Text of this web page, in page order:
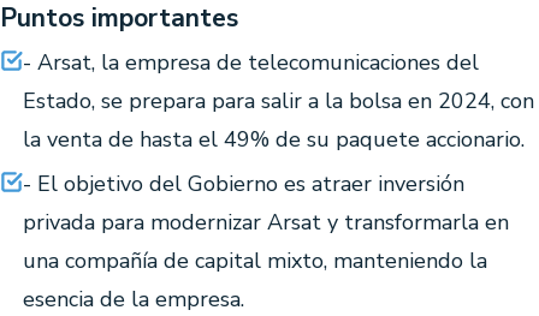
Puntos importantes
- Arsat, la empresa de telecomunicaciones del
Estado, se prepara para salir a la bolsa en 2024, con
la venta de hasta el 49% de su paquete accionario.
- El objetivo del Gobierno es atraer inversión
privada para modernizar Arsat y transformarla en
una compañía de capital mixto, manteniendo la
esencia de la empresa.